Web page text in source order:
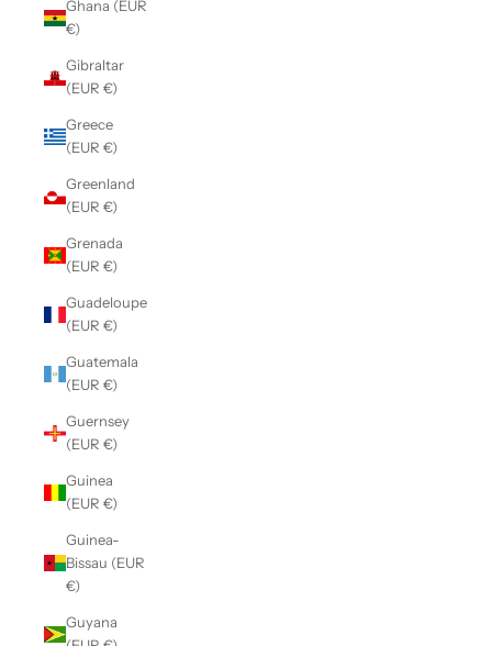
Ghana (EUR
€)
Gibraltar
(EUR €)
Greece
(EUR €)
Greenland
(EUR €)
Grenada
(EUR €)
Guadeloupe
(EUR €)
Guatemala
(EUR €)
Guernsey
(EUR €)
Guinea
(EUR €)
Guinea-
Bissau (EUR
€)
Guyana